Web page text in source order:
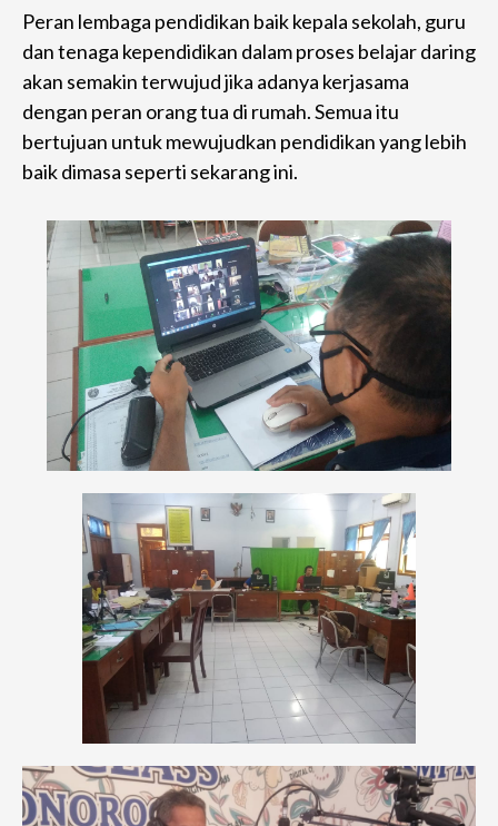
Peran lembaga pendidikan baik kepala sekolah, guru
dan tenaga kependidikan dalam proses belajar daring
akan semakin terwujud jika adanya kerjasama
dengan peran orang tua di rumah. Semua itu
bertujuan untuk mewujudkan pendidikan yang lebih
baik dimasa seperti sekarang ini.